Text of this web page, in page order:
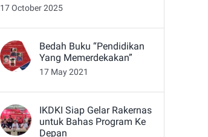
17 October 2025
Bedah Buku “Pendidikan
Yang Memerdekakan”
17 May 2021
IKDKI Siap Gelar Rakernas
untuk Bahas Program Ke
Depan